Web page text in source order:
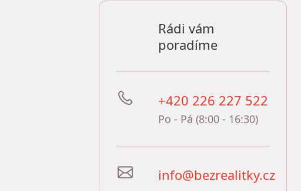
Rádi vám
poradíme
+420 226 227 522
Po - Pá (8:00 - 16:30)
info@bezrealitky.cz